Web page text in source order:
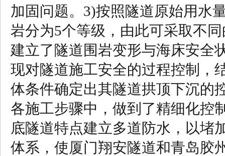
加固问题。3)按照隧道原始用水
岩分为5个等级，由此可采取不
建立了隧道围岩变形与海床安全
现对隧道施工安全的过程控制，
体条件确定出其隧道拱顶下沉的
各施工步骤中，做到了精细化控
底隧道特点建立多道防水，以堵
体系，使厦门翔安隧道和青岛胶